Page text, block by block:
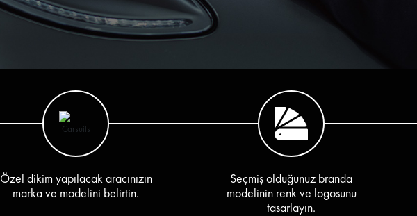
Özel dikim yapılacak aracınızın
marka ve modelini belirtin.
Seçmiş olduğunuz branda
modelinin renk ve logosunu
tasarlayın.